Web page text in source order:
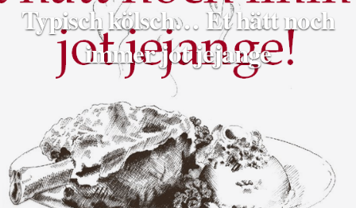
Typisch kölsch… Et hätt noch
immer jot jejange